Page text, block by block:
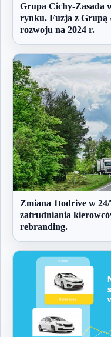
Grupa Cichy-Zasada
rynku. Fuzja z Grupą
rozwoju na 2024 r.
Zmiana 1todrive w
zatrudniania
rebranding.